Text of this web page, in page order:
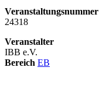
Veranstaltungsnummer
24318
Veranstalter
IBB e.V.
Bereich EB